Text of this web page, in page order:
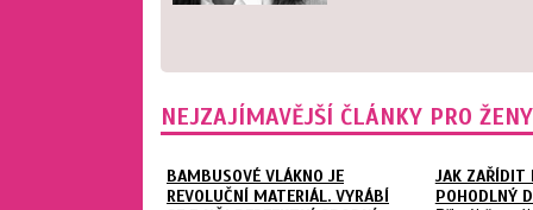
NEJZAJÍMAVĚJŠÍ ČLÁNKY PRO ŽENY
BAMBUSOVÉ VLÁKNO JE
REVOLUČNÍ MATERIÁL. VYRÁBÍ
JAK ZAŘÍDIT
POHODLNÝ